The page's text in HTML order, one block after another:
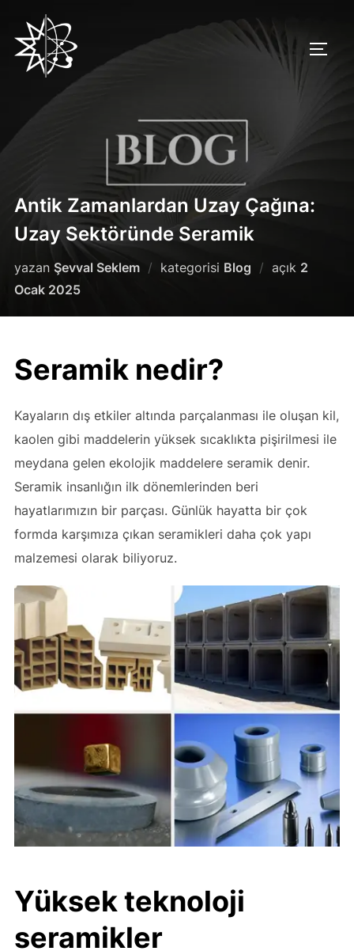
Antik Zamanlardan Uzay Çağına:
Uzay Sektöründe Seramik
yazan Şevval Seklem kategorisi Blog açık 2
Ocak 2025
Seramik nedir?
Kayaların dış etkiler altında parçalanması ile oluşan kil,
kaolen gibi maddelerin yüksek sıcaklıkta pişirilmesi ile
meydana gelen ekolojik maddelere seramik denir.
Seramik insanlığın ilk dönemlerinden beri
hayatlarımızın bir parçası. Günlük hayatta bir çok
formda karşımıza çıkan seramikleri daha çok yapı
malzemesi olarak biliyoruz.
Yüksek teknoloji
seramikler